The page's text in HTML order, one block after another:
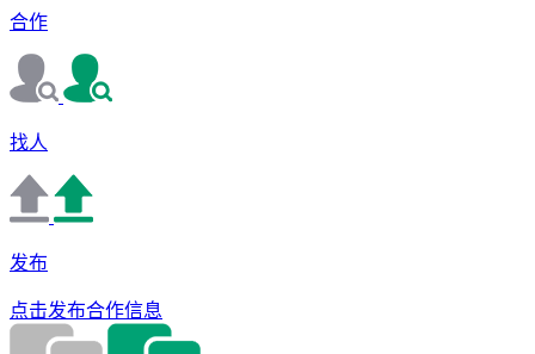
合作
找人
发布
点击发布合作信息